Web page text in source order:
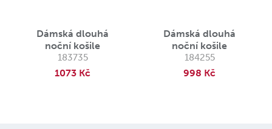
Dámská dlouhá
noční košile
183735
1073 Kč
Dámská dlouhá
noční košile
184255
998 Kč